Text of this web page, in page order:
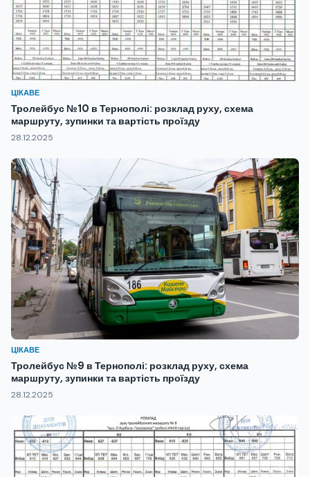
ЦІКАВЕ
Тролейбус №10 в Тернополі: розклад руху, схема
маршруту, зупинки та вартість проїзду
28.12.2025
ЦІКАВЕ
Тролейбус №9 в Тернополі: розклад руху, схема
маршруту, зупинки та вартість проїзду
28.12.2025